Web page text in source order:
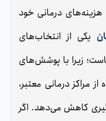
هزینه‌های درمانی خود
یکی از انتخاب‌های
زیرا با پوشش‌های
مراکز درمانی معتبر،
کاهش می‌دهد. اگر